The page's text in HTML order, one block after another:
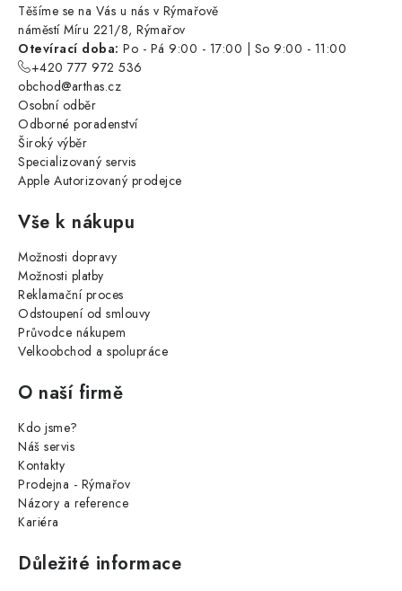
Těšíme se na Vás u nás v Rýmařově
náměstí Míru 221/8, Rýmařov
Otevírací doba: Po - Pá 9:00 - 17:00 | So 9:00 - 11:00
+420 777 972 536
obchod@arthas.cz
Osobní odběr
Odborné poradenství
Široký výběr
Specializovaný servis
Apple Autorizovaný prodejce
Vše k nákupu
Možnosti dopravy
Možnosti platby
Reklamační proces
Odstoupení od smlouvy
Průvodce nákupem
Velkoobchod a spolupráce
O naší firmě
Kdo jsme?
Náš servis
Kontakty
Prodejna - Rýmařov
Názory a reference
Kariéra
Důležité informace